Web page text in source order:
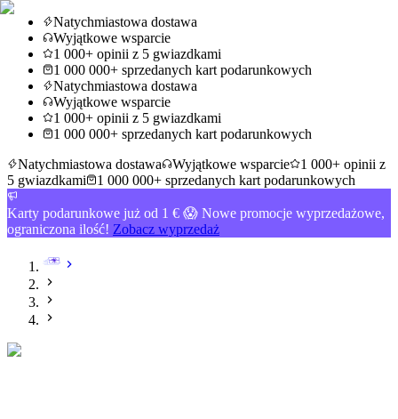
Natychmiastowa dostawa
Wyjątkowe wsparcie
1 000+ opinii z 5 gwiazdkami
1 000 000+ sprzedanych kart podarunkowych
Natychmiastowa dostawa
Wyjątkowe wsparcie
1 000+ opinii z 5 gwiazdkami
1 000 000+ sprzedanych kart podarunkowych
Natychmiastowa dostawa
Wyjątkowe wsparcie
1 000+ opinii z
5 gwiazdkami
1 000 000+ sprzedanych kart podarunkowych
Karty podarunkowe już od 1 € 😱 Nowe promocje wyprzedażowe,
ograniczona ilość! Zobacz wyprzedaż